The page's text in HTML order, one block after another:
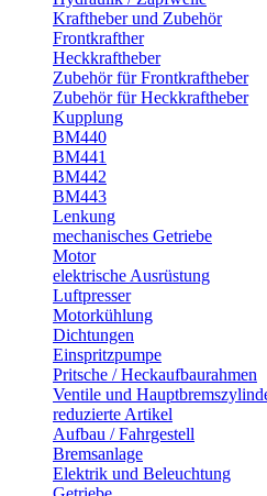
Kraftheber und Zubehör
Frontkrafther
Heckkraftheber
Zubehör für Frontkraftheber
Zubehör für Heckkraftheber
Kupplung
BM440
BM441
BM442
BM443
Lenkung
mechanisches Getriebe
Motor
elektrische Ausrüstung
Luftpresser
Motorkühlung
Dichtungen
Einspritzpumpe
Pritsche / Heckaufbaurahmen
Ventile und
reduzierte Artikel
Aufbau / Fahrgestell
Bremsanlage
Elektrik und Beleuchtung